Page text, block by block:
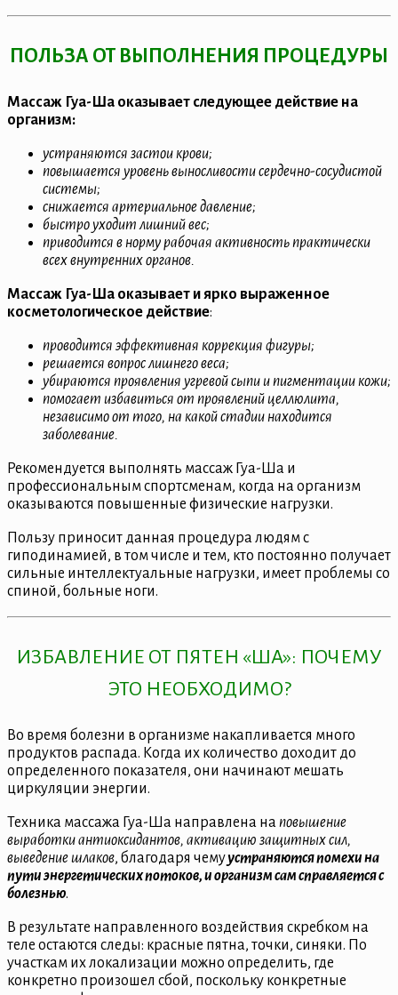
ПОЛЬЗА ОТ ВЫПОЛНЕНИЯ ПРОЦЕДУРЫ
Массаж Гуа-Ша оказывает следующее действие на
организм:
устраняются застои крови;
повышается уровень выносливости сердечно-сосудистой
системы;
снижается артериальное давление;
быстро уходит лишний вес;
приводится в норму рабочая активность практически
всех внутренних органов.
Массаж Гуа-Ша оказывает и ярко выраженное
косметологическое действие:
проводится эффективная коррекция фигуры;
решается вопрос лишнего веса;
убираются проявления угревой сыпи и пигментации кожи;
помогает избавиться от проявлений целлюлита,
независимо от того, на какой стадии находится
заболевание.
Рекомендуется выполнять массаж Гуа-Ша и
профессиональным спортсменам, когда на организм
оказываются повышенные физические нагрузки.
Пользу приносит данная процедура людям с
гиподинамией, в том числе и тем, кто постоянно получает
сильные интеллектуальные нагрузки, имеет проблемы со
спиной, больные ноги.
ИЗБАВЛЕНИЕ ОТ ПЯТЕН «ША»: ПОЧЕМУ
ЭТО НЕОБХОДИМО?
Во время болезни в организме накапливается много
продуктов распада. Когда их количество доходит до
определенного показателя, они начинают мешать
циркуляции энергии.
Техника массажа Гуа-Ша направлена наповышение
выработки антиоксидантов, активацию защитных сил,
выведение шлаков, благодаря чемуустраняются помехи на
пути энергетических потоков, и организм сам справляется с
болезнью.
В результате направленного воздействия скребком на
теле остаются следы: красные пятна, точки, синяки. По
участкам их локализации можно определить, где
конкретно произошел сбой, поскольку конкретные